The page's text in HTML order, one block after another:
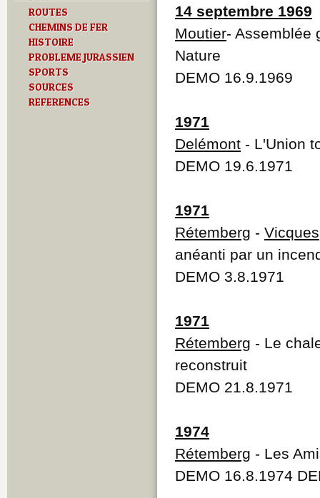
ROUTES
CHEMINS DE FER
HISTOIRE
PROBLEME JURASSIEN
SPORTS
SOURCES
REFERENCES
14 septembre 1969
Moutier- Assemblée
Nature
DEMO 16.9.1969
1971
Delémont - L'Union
DEMO 19.6.1971
1971
Rétemberg - Vicques
anéanti par un
DEMO 3.8.1971
1971
Rétemberg - Le
reconstruit
DEMO 21.8.1971
1974
Rétemberg - Les
DEMO 16.8.1974